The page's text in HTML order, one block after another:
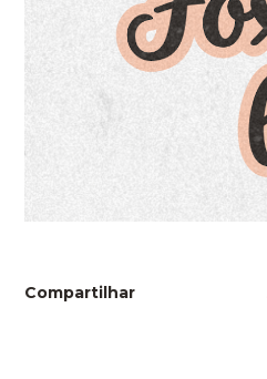
Compartilhar